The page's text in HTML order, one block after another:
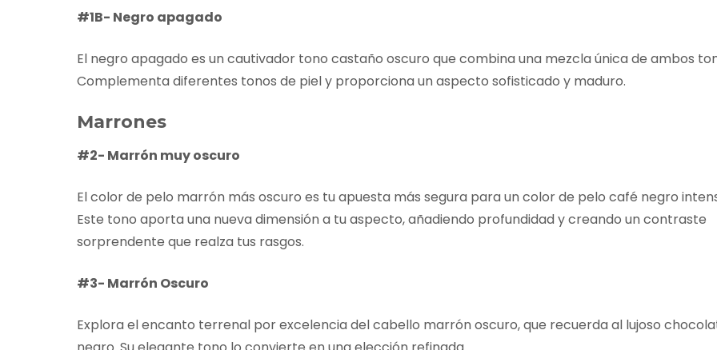
#1B- Negro apagado
El negro apagado es un cautivador tono castaño oscuro que combina una mezcla única de ambos
Complementa diferentes tonos de piel y proporciona un aspecto sofisticado y maduro.
Marrones
#2- Marrón muy oscuro
El color de pelo marrón más oscuro es tu apuesta más segura para un color de pelo café negro
Este tono aporta una nueva dimensión a tu aspecto, añadiendo profundidad y creando un contraste
sorprendente que realza tus rasgos.
#3- Marrón Oscuro
Explora el encanto terrenal por excelencia del cabello marrón oscuro, que recuerda al lujoso